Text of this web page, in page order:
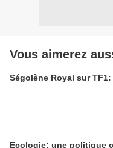
Vous aimerez
Ségolène Royal sur
Ecologie: une politique